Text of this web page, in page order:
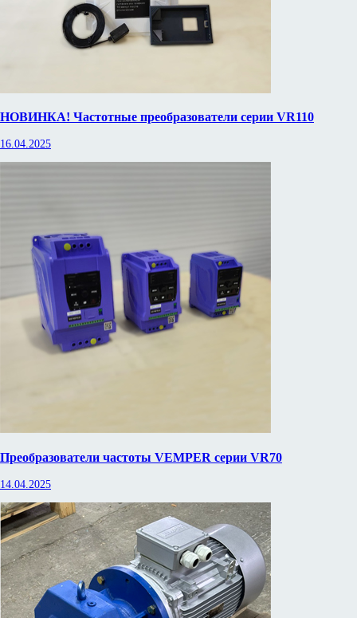
НОВИНКА! Частотные преобразователи серии VR110
16.04.2025
Преобразователи частоты VEMPER серии VR70
14.04.2025